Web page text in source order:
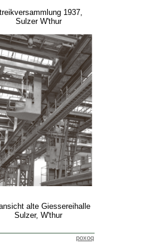
1937,
Sulzer W'thur
alte Giessereihalle
Sulzer, W'thur
poxoq